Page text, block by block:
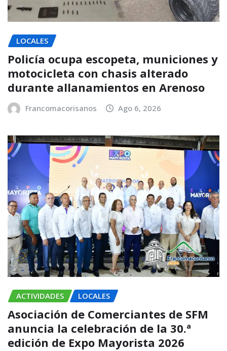
LOCALES
Policía ocupa escopeta, municiones y
motocicleta con chasis alterado
durante allanamientos en Arenoso
Francomacorisanos Ago 6, 2026
ACTIVIDADES LOCALES
Asociación de Comerciantes de SFM
anuncia la celebración de la 30.ª
edición de Expo Mayorista 2026